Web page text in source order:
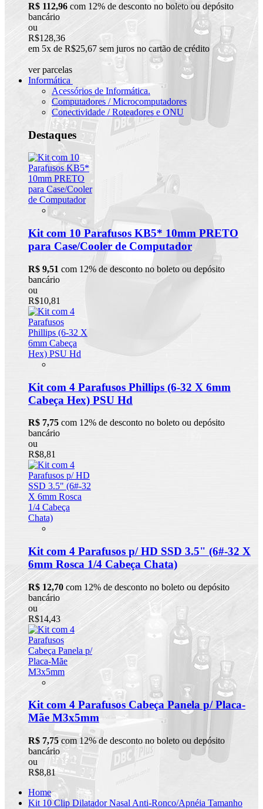
R$ 112,96 com 12% de desconto no boleto ou depósito
bancário
ou
R$128,36
em 5x de R$25,67 sem juros no cartão de crédito
ver parcelas
Informática
Acessórios de Informática.
Computadores / Microcomputadores
Conectividade / Roteadores e ONU
Destaques
Kit com 10 Parafusos KB5* 10mm PRETO
para Case/Cooler de Computador
R$ 9,51 com 12% de desconto no boleto ou depósito
bancário
ou
R$10,81
Kit com 4 Parafusos Phillips (6-32 X 6mm
Cabeça Hex) PSU Hd
R$ 7,75 com 12% de desconto no boleto ou depósito
bancário
ou
R$8,81
Kit com 4 Parafusos p/ HD SSD 3.5" (6#-32 X
6mm Rosca 1/4 Cabeça Chata)
R$ 12,70 com 12% de desconto no boleto ou depósito
bancário
ou
R$14,43
Kit com 4 Parafusos Cabeça Panela p/ Placa-
Mãe M3x5mm
R$ 7,75com 12% de desconto no boleto ou depósito
bancário
ou
R$8,81
Home
Kit 10 Clip Dilatador Nasal Anti-Ronco/Apnéia Tamanho